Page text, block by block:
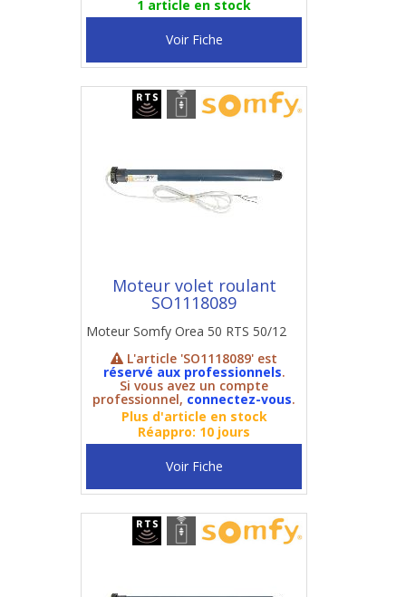
1 article en stock
Voir Fiche
Moteur volet roulant
SO1118089
Moteur Somfy Orea 50 RTS 50/12
L'article 'SO1118089' est
réservé aux professionnels.
Si vous avez un compte
professionnel, connectez-vous.
Plus d'article en stock
Réappro: 10 jours
Voir Fiche